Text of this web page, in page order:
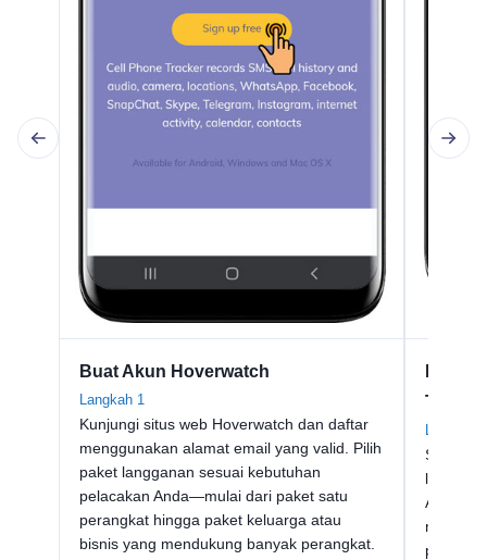
Buat Akun Hoverwatch
Langkah 1
Kunjungi situs web Hoverwatch dan daftar
menggunakan alamat email yang valid. Pilih
paket langganan sesuai kebutuhan
pelacakan Anda—mulai dari paket satu
perangkat hingga paket keluarga atau
bisnis yang mendukung banyak perangkat.
Target
Setelah
Anda
perlu